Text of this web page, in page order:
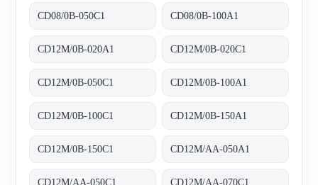
CD08/0B-050C1 CD08/0B-100A1
CD12M/0B-020A1 CD12M/0B-020C1
CD12M/0B-050C1 CD12M/0B-100A1
CD12M/0B-100C1 CD12M/0B-150A1
CD12M/0B-150C1 CD12M/AA-050A1
CD12M/AA-050C1 CD12M/AA-070C1